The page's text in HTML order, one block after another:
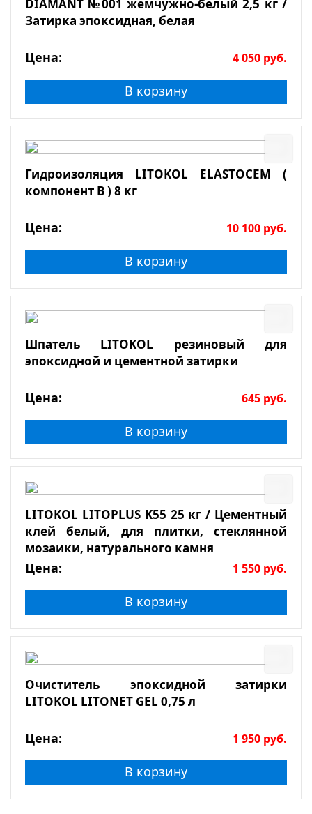
DIAMANT №001 жемчужно-белый 2,5 кг /
Затирка эпоксидная, белая
Цена: 4 050 руб.
В корзину
Гидроизоляция LITOKOL ELASTOCEM (
компонент В ) 8 кг
Цена: 10 100 руб.
В корзину
Шпатель LITOKOL резиновый для
эпоксидной и цементной затирки
Цена: 645 руб.
В корзину
LITOKOL LITOPLUS K55 25 кг / Цементный
клей белый, для плитки, стеклянной
мозаики, натурального камня
Цена: 1 550 руб.
В корзину
Очиститель эпоксидной затирки
LITOKOL LITONET GEL 0,75 л
Цена: 1 950 руб.
В корзину